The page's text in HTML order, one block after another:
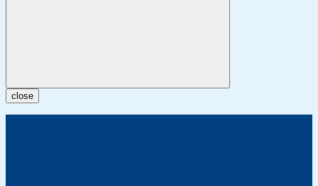
close